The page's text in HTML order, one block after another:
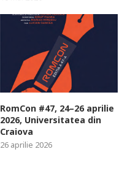
RomCon #47, 24–26 aprilie
2026, Universitatea din
Craiova
26 aprilie 2026